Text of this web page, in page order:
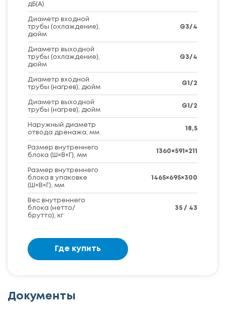
дБ(А)
Диаметр входной
трубы (охлаждение),
дюйм
G3/4
Диаметр выходной
трубы (охлаждение),
дюйм
G3/4
Диаметр входной
трубы (нагрев), дюйм
G1/2
Диаметр выходной
трубы (нагрев), дюйм
G1/2
Наружный диаметр
отвода дренажа, мм
18,5
Размер внутреннего
блока (Ш×В×Г), мм
1360×591×211
Размер внутреннего
блока в упаковке
(Ш×В×Г), мм
1465×695×300
Вес внутреннего
блока (нетто/
брутто), кг
35 / 43
Где купить
Документы